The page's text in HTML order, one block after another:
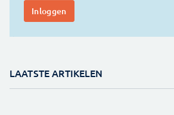
LAATSTE ARTIKELEN